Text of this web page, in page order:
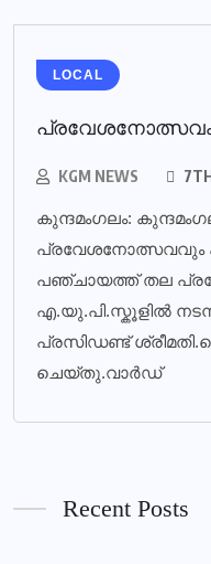
LOCAL
KGM NEWS
കുന്ദമംഗലം:
പ്രവേശനോത്സവവും
പഞ്ചായത്ത് തല
എ.യു.പി.സ്കൂളിൽ
പ്രസിഡണ്ട്
ചെയ്തു.വാർഡ്
Recent Posts